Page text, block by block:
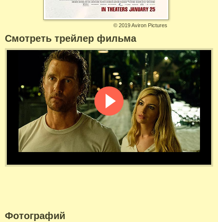
© 2019 Aviron Pictures
Смотреть трейлер фильма
Фотографий